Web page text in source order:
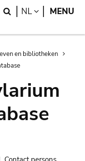
Search
NL LANGUAGE
MENU
en bibliotheken